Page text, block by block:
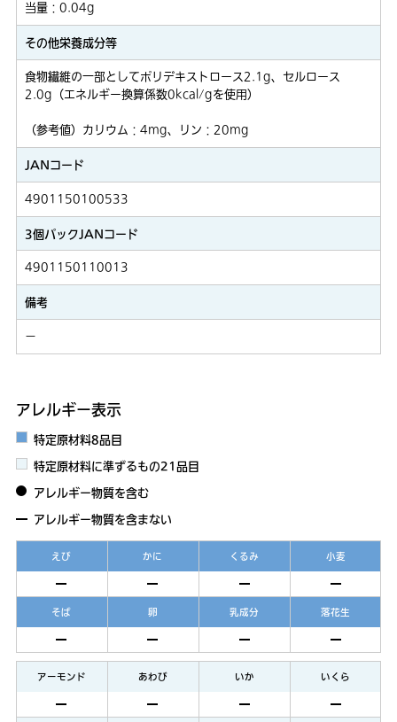
当量：0.04g
その他栄養成分等
食物繊維の一部としてポリデキストロース2.1g、セルロース
2.0g（エネルギー換算係数0kcal/gを使用）
（参考値）カリウム：4mg、リン：20mg
JANコード
4901150100533
3個パックJANコード
4901150110013
備考
－
アレルギー表示
特定原材料8品目
特定原材料に準ずるもの21品目
アレルギー物質を含む
アレルギー物質を含まない
えび かに くるみ 小麦
そば 卵 乳成分 落花生
アーモンド あわび いか いくら